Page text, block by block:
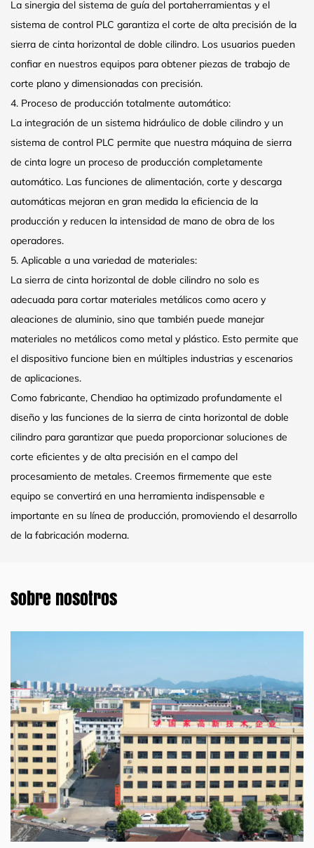
La sinergia del sistema de guía del portaherramientas y el
sistema de control PLC garantiza el corte de alta precisión de la
sierra de cinta horizontal de doble cilindro. Los usuarios pueden
confiar en nuestros equipos para obtener piezas de trabajo de
corte plano y dimensionadas con precisión.
4. Proceso de producción totalmente automático:
La integración de un sistema hidráulico de doble cilindro y un
sistema de control PLC permite que nuestra máquina de sierra
de cinta logre un proceso de producción completamente
automático. Las funciones de alimentación, corte y descarga
automáticas mejoran en gran medida la eficiencia de la
producción y reducen la intensidad de mano de obra de los
operadores.
5. Aplicable a una variedad de materiales:
La sierra de cinta horizontal de doble cilindro no solo es
adecuada para cortar materiales metálicos como acero y
aleaciones de aluminio, sino que también puede manejar
materiales no metálicos como metal y plástico. Esto permite que
el dispositivo funcione bien en múltiples industrias y escenarios
de aplicaciones.
Como fabricante, Chendiao ha optimizado profundamente el
diseño y las funciones de la sierra de cinta horizontal de doble
cilindro para garantizar que pueda proporcionar soluciones de
corte eficientes y de alta precisión en el campo del
procesamiento de metales. Creemos firmemente que este
equipo se convertirá en una herramienta indispensable e
importante en su línea de producción, promoviendo el desarrollo
de la fabricación moderna.
Sobre nosotros